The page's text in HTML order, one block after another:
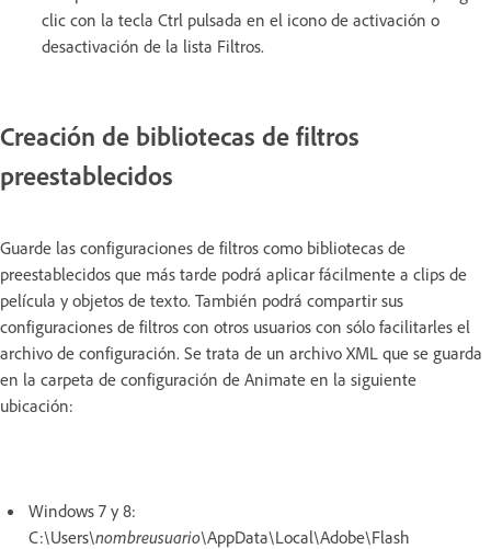
clic con la tecla Ctrl pulsada en el icono de activación o
desactivación de la lista Filtros.
Creación de bibliotecas de filtros
preestablecidos
Guarde las configuraciones de filtros como bibliotecas de
preestablecidos que más tarde podrá aplicar fácilmente a clips de
película y objetos de texto. También podrá compartir sus
configuraciones de filtros con otros usuarios con sólo facilitarles el
archivo de configuración. Se trata de un archivo XML que se guarda
en la carpeta de configuración de Animate en la siguiente
ubicación:
Windows 7 y 8:
C:\Users\nombreusuario\AppData\Local\Adobe\Flash